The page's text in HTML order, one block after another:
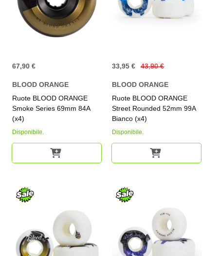
67,90 €
BLOOD ORANGE
Ruote BLOOD ORANGE
Smoke Series 69mm 84A
(x4)
Disponibile.
33,95 € 43,90 €
BLOOD ORANGE
Ruote BLOOD ORANGE
Street Rounded 52mm 99A
Bianco (x4)
Disponibile.